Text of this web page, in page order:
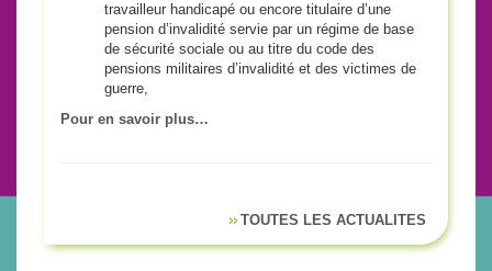
travailleur handicapé ou encore titulaire d’une
pension d’invalidité servie par un régime de base
de sécurité sociale ou au titre du code des
pensions militaires d’invalidité et des victimes de
guerre,
Pour en savoir plus…
TOUTES LES ACTUALITES